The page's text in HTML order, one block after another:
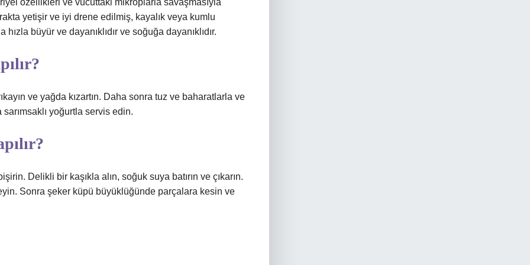
özellikleri ve vücuttaki mikroplarla savaşmasıyla
yetişir ve iyi drene edilmiş, kayalık veya kumlu
büyür ve dayanıklıdır ve soğuğa dayanıklıdır.
ve yağda kızartın. Daha sonra tuz ve baharatlarla ve
yoğurtla servis edin.
Delikli bir kaşıkla alın, soğuk suya batırın ve çıkarın.
Sonra şeker küpü büyüklüğünde parçalara kesin ve